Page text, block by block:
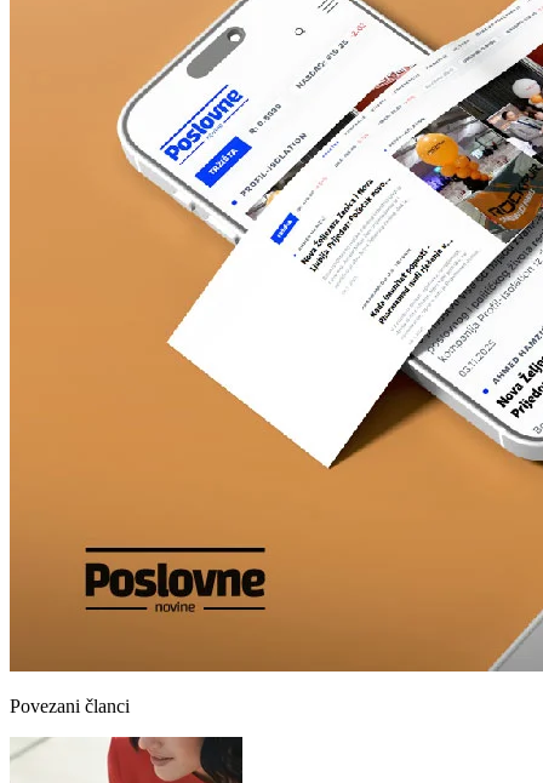
Povezani članci